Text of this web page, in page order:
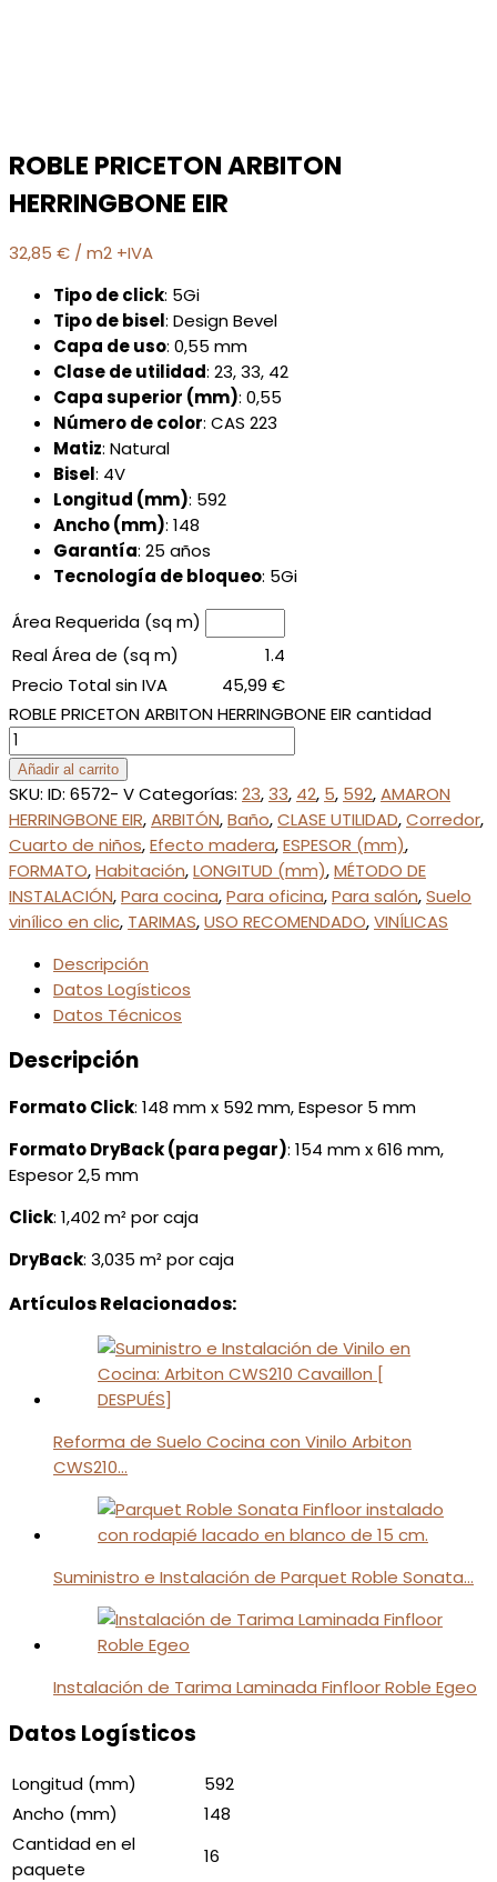
ROBLE PRICETON ARBITON
HERRINGBONE EIR
32,85 € / m2 +IVA
Tipo de click: 5Gi
Tipo de bisel: Design Bevel
Capa de uso: 0,55 mm
Clase de utilidad: 23, 33, 42
Capa superior (mm): 0,55
Número de color: CAS 223
Matiz: Natural
Bisel: 4V
Longitud (mm): 592
Ancho (mm): 148
Garantía: 25 años
Tecnología de bloqueo: 5Gi
Área Requerida (sq m)
Real Área de (sq m)
1.4
Precio Total sin IVA
45,99 €
ROBLE PRICETON ARBITON HERRINGBONE EIR cantidad
Añadir al carrito
SKU: ID: 6572- VCategorías: 23,33, 42, 5, 592,AMARON
HERRINGBONE EIR,ARBITÓN,Baño,CLASE UTILIDAD,Corredor,
Cuarto de niños,Efecto madera,ESPESOR (mm),
FORMATO,Habitación,LONGITUD (mm),MÉTODO DE
INSTALACIÓN,Para cocina,Para oficina,Para salón,Suelo
vinílico en clic, TARIMAS,USO RECOMENDADO,VINÍLICAS
Descripción
Datos Logísticos
Datos Técnicos
Descripción
Formato Click: 148 mm x 592 mm, Espesor 5 mm
Formato DryBack (para pegar): 154 mm x 616 mm,
Espesor 2,5 mm
Click: 1,402 m² por caja
DryBack: 3,035 m² por caja
Artículos Relacionados:
Reforma de Suelo Cocina con Vinilo Arbiton
CWS210…
Suministro e Instalación de Parquet Roble Sonata…
Instalación de Tarima Laminada Finfloor Roble Egeo
Datos Logísticos
Longitud (mm)
592
Ancho (mm)
148
Cantidad en el
paquete
16